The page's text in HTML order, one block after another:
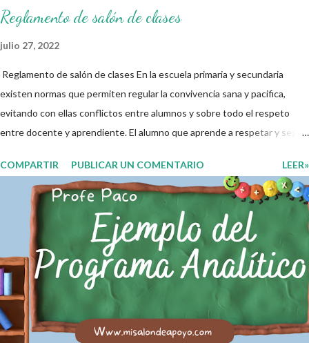
Reglamento de salón de clases
julio 27, 2022
Reglamento de salón de clases En la escuela primaria y secundaria
existen normas que permiten regular la convivencia sana y pacifica,
evitando con ellas conflictos entre alumnos y sobre todo el respeto
entre docente y aprendiente. El alumno que aprende a respetar y seguir
entiende las consecuencias de sus acciones, es por eso que el objetivo
fundamental de las normas de clases o reglamento de aula buscan
formar aprendientes que desde pequeños, entiendan, analizan y
practiquen las grandes responsabilidades que conlleva ser un buen
ciudadano. A continuación les compartimos algunos ejemplos de reglas
de salón de clases: 1. Cumplo con mis tareas y trabajos. 2. Cuidado mi
higiene personal. 3. Levanto la mano para hablar. 4. Pido permiso para
ir al baño 5. Deposito la basura en su lugar. 6. Cumplo con mis útiles
esc...
COMPARTIR PUBLICAR UN COMENTARIO LEER»